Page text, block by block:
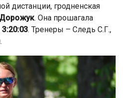
дистанции, гродненская
. Она прошагала
3:20:03. Тренеры – Следь С.Г.,